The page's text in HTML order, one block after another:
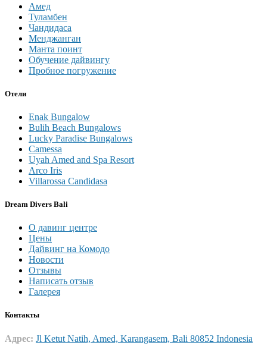
Амед
Туламбен
Чандидаса
Менджанган
Манта поинт
Обучение дайвингу
Пробное погружение
Отели
Enak Bungalow
Bulih Beach Bungalows
Lucky Paradise Bungalows
Camessa
Uyah Amed and Spa Resort
Arco Iris
Villarossa Candidasa
Dream Divers Bali
О давинг центре
Цены
Дайвинг на Комодо
Новости
Отзывы
Написать отзыв
Галерея
Контакты
Адрес: Jl Ketut Natih, Amed, Karangasem, Bali 80852 Indonesia